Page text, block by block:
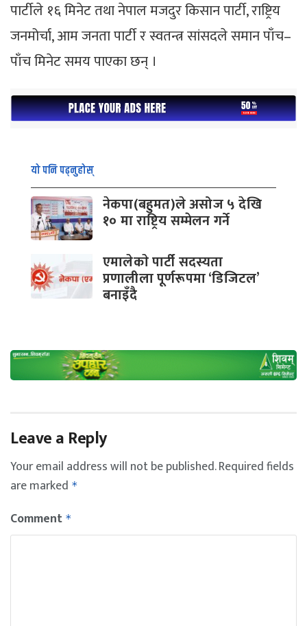
पार्टीले १६ मिनेट तथा नेपाल मजदुर किसान पार्टी, राष्ट्रिय
जनमोर्चा, आम जनता पार्टी र स्वतन्त्र सांसदले समान पाँच–
पाँच मिनेट समय पाएका छन् ।
यो पनि पढ्नुहोस्
नेकपा(बहुमत)ले असोज ५ देखि
१० मा राष्ट्रिय सम्मेलन गर्ने
एमालेकाे पार्टी सदस्यता
प्रणालीला पूर्णरूपमा ‘डिजिटल’
बनाइँदै
Leave a Reply
Your email address will not be published.Required fields
are marked *
Comment *